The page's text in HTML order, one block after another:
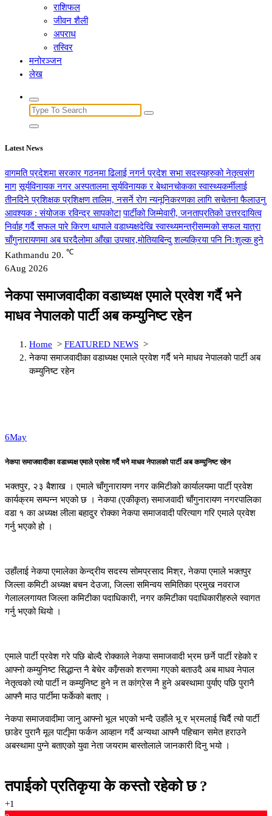
राशिफल
जीवन शैली
अपराध
तस्विर
मनोरञ्जन
लेख
Search
for:
Latest News
वागमति प्रदेशमा सरकार गठनमा ढिलाई नगर्न प्रदेश सभा सदस्यहरुको नेतृत्वसंग
माग सूर्यविनायक नगर अस्पतालमा सूर्यविनायक र बेथानचोकका स्वास्थ्यकर्मीलाई
तीनदिने प्रशिक्षक प्रशिक्षण तालिम, नसर्ने रोग न्यनूनिकरणका लागि सचेतना फैलाउनु
आवश्यक : संयोजक रविन्द्र सापकोटा पार्टीको जिम्मेवारी, जनताप्रतिको उत्तरदायित्व
निर्वाह गर्दै सफल पारे किरण थापाले वडाध्यक्षदेखि स्वास्थ्यमन्त्रीसम्मको सफल यात्रा
चाँगुनारायणमा अब घरदैलोमा आँखा उपचार,मोतियाबिन्दु शल्यक्रिया पनि निःशुल्क हुने
Kathmandu 20. ℃
6Aug 2026
नेकपा समाजवादीका वडाध्यक्ष एमाले प्रवेश गर्दै भने
माधव नेपालको पार्टी अब कम्युनिष्ट रहेन
Home > FEATURED NEWS >
नेकपा समाजवादीका वडाध्यक्ष एमाले प्रवेश गर्दै भने माधव नेपालको पार्टी अब
कम्युनिष्ट रहेन
6May
नेकपा समाजवादीका वडाध्यक्ष एमाले प्रवेश गर्दै भने माधव नेपालको पार्टी अब कम्युनिष्ट रहेन
भक्तपुर, २३ बैशाख । एमाले चाँगुनारायण नगर कमिटीको कार्यालयमा पार्टी प्रवेश
कार्यक्रम सम्पन्न भएको छ । नेकपा (एकीकृत) समाजवादी चाँगुनारायण नगरपालिका
वडा १ का अध्यक्ष लीला बहादुर रोक्का नेकपा समाजवादी परित्याग गरि एमाले प्रवेश
गर्नु भएको हो ।
उहाँलाई नेकपा एमालेका केन्द्रीय सदस्य सोमप्रसाद मिश्र, नेकपा एमाले भक्तपुर
जिल्ला कमिटी अध्यक्ष बचन देउजा, जिल्ला समिन्वय समितिका प्रमुख नवराज
गेलाललगायत जिल्ला कमिटीका पदाधिकारी, नगर कमिटीका पदाधिकारीहरुले स्वागत
गर्नु भएको थियो ।
एमाले पार्टी प्रवेश गरे पछि बोल्दै रोक्काले नेकपा समाजवादी भ्रम छर्ने पार्टी रहेको र
आफ्नो कम्युनिष्ट सिद्धान्त नै बेचेर काँग्र्सको शरणमा गएको बताउदै अब माधव नेपाल
नेतृत्वको त्यो पार्टी न कम्युनिष्ट हुने न त कांग्रेस नै हुने अबस्थामा पुर्याए पछि पुरानै
आफ्नै माउ पार्टीमा फर्केको बताए ।
नेकपा समाजवादीमा जानु आफ्नो भूल भएको भन्दै उहाँले भू र भ्रमलाई चिर्दै त्यो पार्टी
छाडेर पुरानै मूल पाटीृमा फर्कन आव्हान गर्दै अन्यथा आफ्नै पहिचान समेत हराउने
अबस्थामा पुग्ने बताएको युवा नेता जयराम बास्तोलाले जानकारी दिनु भयो ।
तपाईको प्रतिकृया के कस्तो रहेको छ ?
+1